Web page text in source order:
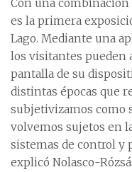
Con una combinación
es la primera
Lago. Mediante una
los visitantes pueden
pantalla de su
distintas épocas que
subjetivizamos como
volvemos sujetos en
sistemas de control y
explicó Nolasco-